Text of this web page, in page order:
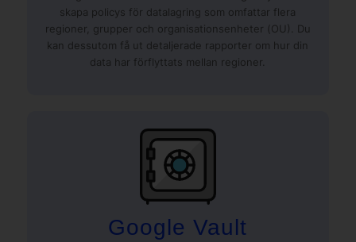
skapa policys för datalagring som omfattar flera
regioner, grupper och organisationsenheter (OU). Du
kan dessutom få ut detaljerade rapporter om hur din
data har förflyttats mellan regioner.
Google Vault